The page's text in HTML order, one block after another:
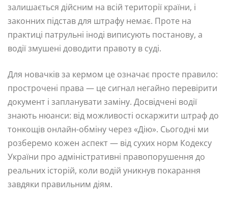
залишається дійсним на всій території країни, і
законних підстав для штрафу немає. Проте на
практиці патрульні іноді виписують постанову, а
водії змушені доводити правоту в суді.
Для новачків за кермом це означає просте правило:
прострочені права — це сигнал негайно перевірити
документ і запланувати заміну. Досвідчені водії
знають нюанси: від можливості оскаржити штраф до
тонкощів онлайн-обміну через «Дію». Сьогодні ми
розберемо кожен аспект — від сухих норм Кодексу
України про адміністративні правопорушення до
реальних історій, коли водій уникнув покарання
завдяки правильним діям.